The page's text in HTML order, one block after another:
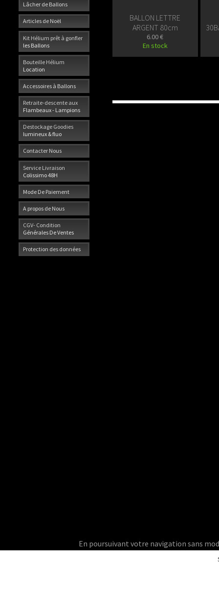
Lâcher de Ballons
Articles de Noël
Kit Hélium prêt à gonfler
les Ballons
Bouteille Hélium
Location
Accessoires à Ballons
Retraite-descente aux
Flambeaux - Lampions
Destockage Goodies
lumineux & fluo
Contacter Nous
Service Livraison
Colissimo 48H
Mode De Paiement
A propos de Nous
CGV- Condition
Générales De Ventes
Protection des données
En poursuivant votre navigation sans
BALLON LETTRE
ARGENT 80cm
6.00 €
En stock